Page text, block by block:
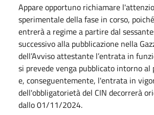
Appare opportuno richiamare
sperimentale della fase in corso,
entrerà a regime a partire dal
successivo alla pubblicazione nella
dell’Avviso attestante l’entrata in
si prevede venga pubblicato intorno
e, conseguentemente, l'entrata in
dell'obbligatorietà del CIN decorrerà
dallo 01/11/2024.